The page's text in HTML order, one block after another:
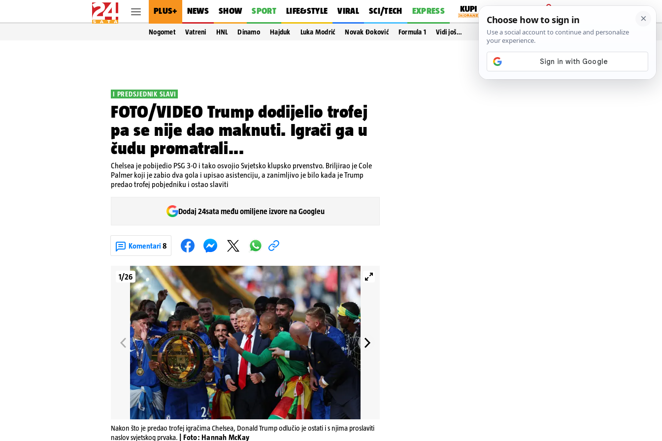
PLUS+ NEWS SHOW SPORT LIFE&STYLE VIRAL SCI/TECH EXPRESS
PRIJAVA
Nogomet Vatreni HNL Dinamo Hajduk Luka Modrić Novak Đoković Formula 1 Vidi još…
I PREDSJEDNIK SLAVI
FOTO/VIDEO Trump dodijelio trofej
pa se nije dao maknuti. Igrači ga u
čudu promatrali...
Chelsea je pobijedio PSG 3-0 i tako osvojio Svjetsko klupsko prvenstvo. Briljirao je Cole
Palmer koji je zabio dva gola i upisao asistenciju, a zanimljivo je bilo kada je Trump
predao trofej pobjedniku i ostao slaviti
Dodaj 24sata među omiljene izvore na Googleu
Komentari 8
1/26
Nakon što je predao trofej igračima Chelsea, Donald Trump odlučio je ostati i s njima proslaviti
naslov svjetskog prvaka.
| Foto: Hannah McKay